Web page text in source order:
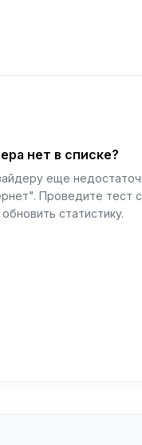
нет в списке?
еще
Проведите тест
статистику.